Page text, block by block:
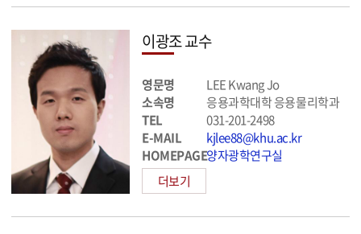
이광조 교수
영문명
LEE Kwang Jo
소속명
응용과학대학 응용물리학과
TEL
031-201-2498
E-MAIL
kjlee88@khu.ac.kr
HOMEPAGE양자광학연구실
더보기